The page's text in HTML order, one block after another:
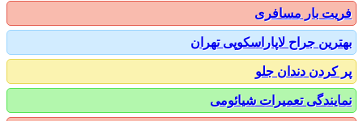
بار مسافری
جراح لاپاراسکوپی تهران
دندان جلو
تعمیرات شیائومی